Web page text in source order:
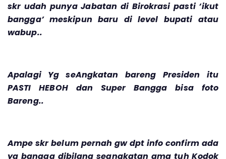
skr udah punya Jabatan di Birokrasi pasti ‘ikut
bangga’ meskipun baru di level bupati atau
wabup..
Apalagi Yg seAngkatan bareng Presiden itu
PASTI HEBOH dan Super Bangga bisa foto
Bareng..
Ampe skr belum pernah gw dpt info confirm ada
yg bangga dibilang seangkatan ama tuh Kodok